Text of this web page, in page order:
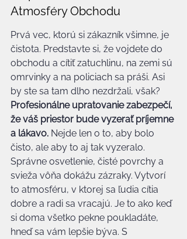
Atmosféry Obchodu
Prvá vec, ktorú si zákazník všimne, je
čistota. Predstavte si, že vojdete do
obchodu a cítiť zatuchlinu, na zemi sú
omrvinky a na policiach sa práši. Asi
by ste sa tam dlho nezdržali, však?
Profesionálne upratovanie zabezpečí,
že váš priestor bude vyzerať príjemne
a lákavo. Nejde len o to, aby bolo
čisto, ale aby to aj tak vyzeralo.
Správne osvetlenie, čisté povrchy a
svieža vôňa dokážu zázraky. Vytvorí
to atmosféru, v ktorej sa ľudia cítia
dobre a radi sa vracajú. Je to ako keď
si doma všetko pekne poukladáte,
hneď sa vám lepšie býva. S